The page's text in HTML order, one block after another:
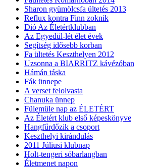
Sharon gyümölcsfa ültetés 2013
Reflux kontra Finn zoknik
Dió Az Életértklubban
Az Egyedül-lét élet évek
Segítség idősebb korban
Fa ültetés Keszthelyen 2012
Uzsonna a BIARRITZ kávézóban
Hámán táska
Fák ünnepe
A verset felolvasta
Chanuka ünnep
Fülemüle nap az ÉLETÉRT
Az Életért klub első képeskönyve
Hangfűrdőzik a csoport
Keszthelyi kirándulás
2011 Júliusi klubnap
Holt-tengeri sóbarlangban
Életmenet napon